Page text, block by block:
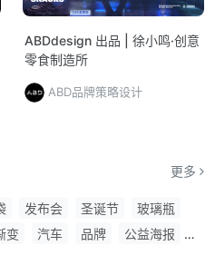
ABDdesign 出品 | 徐小鸣·创意
零食制造所
ABD品牌策略设计
更多
发布会 圣诞节
玻璃瓶
变 汽车 品牌
公益海报